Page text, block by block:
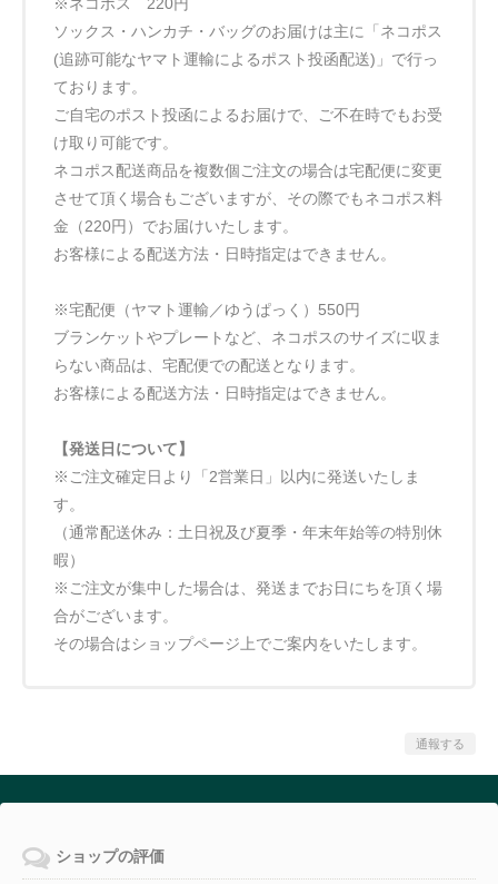
ソックス・ハンカチ・バッグのお届けは主に「ネコポス
(追跡可能なヤマト運輸によるポスト投函配送)」で行っ
ております。
ご自宅のポスト投函によるお届けで、ご不在時でもお受
け取り可能です。
ネコポス配送商品を複数個ご注文の場合は宅配便に変更
させて頂く場合もございますが、その際でもネコポス料
金（220円）でお届けいたします。
お客様による配送方法・日時指定はできません。
※宅配便（ヤマト運輸／ゆうぱっく）550円
ブランケットやプレートなど、ネコポスのサイズに収ま
らない商品は、宅配便での配送となります。
お客様による配送方法・日時指定はできません。
【発送日について】
※ご注文確定日より「2営業日」以内に発送いたしま
す。
（通常配送休み：土日祝及び夏季・年末年始等の特別休
暇）
※ご注文が集中した場合は、発送までお日にちを頂く場
合がございます。
その場合はショップページ上でご案内をいたします。
通報する
ショップの評価